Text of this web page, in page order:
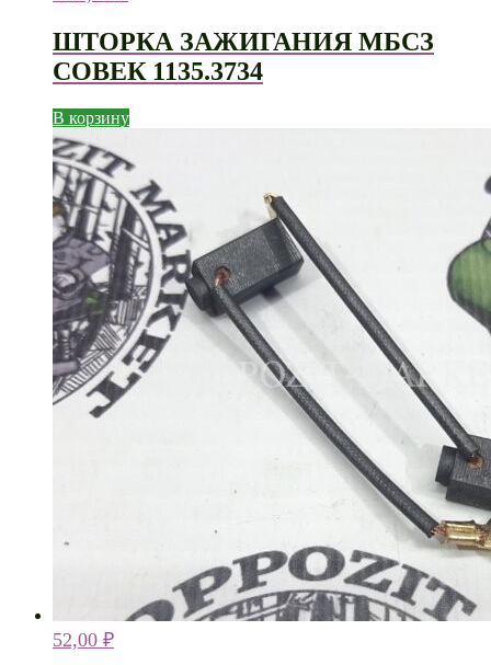
ШТОРКА ЗАЖИГАНИЯ МБСЗ
СОВЕК 1135.3734
В корзину
52,00 ₽